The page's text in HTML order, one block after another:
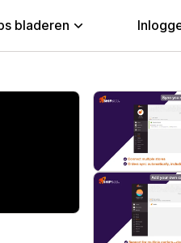
bladeren